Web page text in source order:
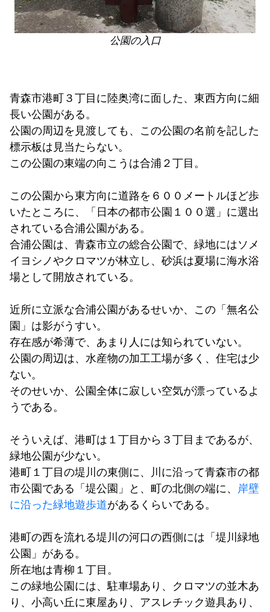
公園の入口
青森市港町３丁目に陸奥湾に面した、東西方向に細
長い公園がある。
公園の周辺を見渡しても、この公園の名前を記した
標示板は見当たらない。
この公園の東端の向こうは合浦２丁目。
この公園から東方向に道路を６００メートルほど歩
いたところに、「日本の都市公園１００選」に選出
されている合浦公園がある。
合浦公園は、青森市立の総合公園で、緑地にはソメ
イヨシノやクロマツが林立し、砂浜は夏場に海水浴
場として開放されている。
近所に立派な合浦公園があるせいか、この「無名公
園」は影がうすい。
存在感が希薄で、あまり人には知られていない。
公園の周辺は、水産物の加工工場が多く、住宅は少
ない。
そのせいか、公園全体に寂しい空気が漂っているよ
うである。
そういえば、港町は１丁目から３丁目まであるが、
緑地公園が少ない。
港町１丁目の堤川の東側に、川に沿って青森市の都
市公園である「堤公園」と、町の北側の端に、 岸壁
に沿った緑地遊歩道があるくらいである。
港町の西を流れる堤川の河口の西側には「堤川緑地
公園」がある。
所在地は青柳１丁目。
この緑地公園には、駐車場あり、クロマツの並木あ
り、小高い丘に東屋あり、アスレチック遊具あり、